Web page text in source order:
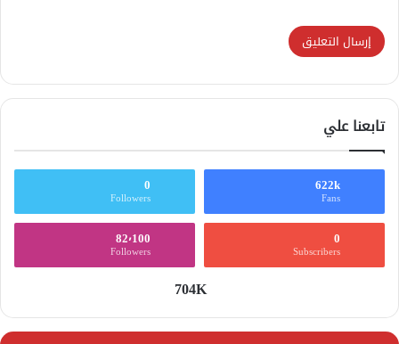
تابعنا علي
622k
Fans
0
Followers
0
Subscribers
82٬100
Followers
704K